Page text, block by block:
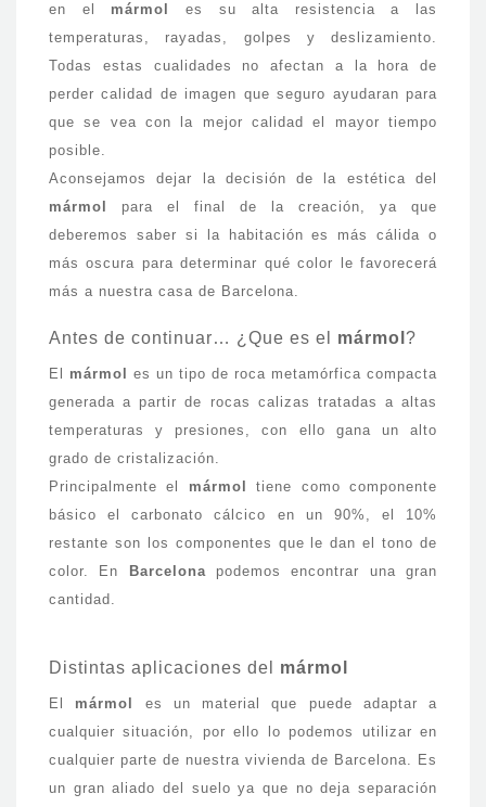
en el mármol
es su alta resistencia a las
temperaturas, rayadas, golpes y deslizamiento.
Todas estas cualidades no afectan a la hora de
perder calidad de imagen que seguro ayudaran para
que se vea con la mejor calidad el mayor tiempo
posible.
Aconsejamos dejar la decisión de la estética del
mármol
para el final de la creación, ya que
deberemos saber si la habitación es más cálida o
más oscura para determinar qué color le favorecerá
más a nuestra casa de Barcelona.
Antes de continuar… ¿Que es el mármol ?
El mármol
es un tipo de roca metamórfica compacta
generada a partir de rocas calizas tratadas a altas
temperaturas y presiones, con ello gana un alto
grado de cristalización.
Principalmente el mármol
tiene como componente
básico el carbonato cálcico en un 90%, el 10%
restante son los componentes que le dan el tono de
color. En
Barcelonapodemos encontrar una gran
cantidad.
Distintas aplicaciones del mármol
El mármol
es un material que puede adaptar a
cualquier situación, por ello lo podemos utilizar en
cualquier parte de nuestra vivienda de Barcelona. Es
un gran aliado del suelo ya que no deja separación